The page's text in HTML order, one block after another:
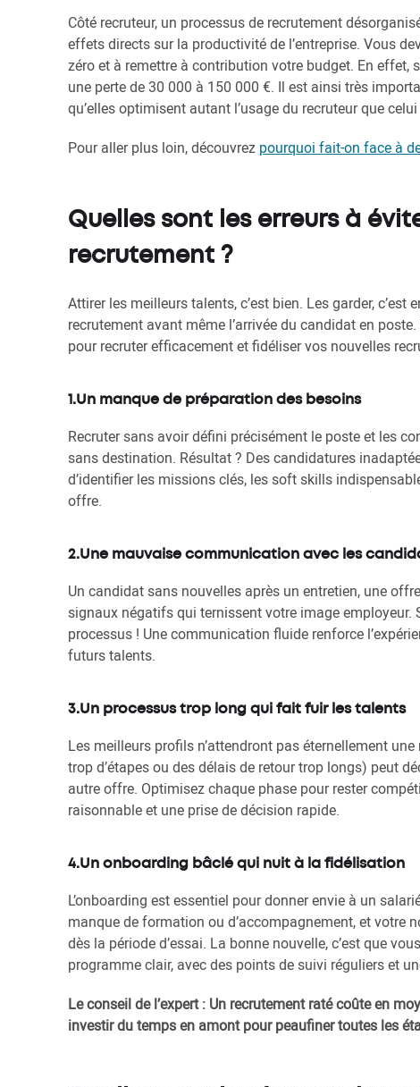
Côté recruteur, un processus de recrutement
effets directs sur la productivité de l’entreprise. Vous
zéro et à remettre à contribution votre budget. En effet,
une perte de 30 000 à 150 000 €. Il est ainsi très
qu’elles optimisent autant l’usage du recruteur que
Pour aller plus loin, découvrez pourquoi fait-on face à
Quelles sont les erreurs à
recrutement ?
Attirer les meilleurs talents, c’est bien. Les garder,
recrutement avant même l’arrivée du candidat en
pour recruter efficacement et fidéliser vos nouvelles
1.Un manque de préparation des besoins
Recruter sans avoir défini précisément le poste et les
sans destination. Résultat ? Des candidatures
d’identifier les missions clés, les soft skills
offre.
2.Une mauvaise communication avec les
Un candidat sans nouvelles après un entretien, une
signaux négatifs qui ternissent votre image
processus ! Une communication fluide renforce
futurs talents.
3.Un processus trop long qui fait fuir les talents
Les meilleurs profils n’attendront pas éternellement
trop d’étapes ou des délais de retour trop longs) peut
autre offre. Optimisez chaque phase pour rester
raisonnable et une prise de décision rapide.
4.Un onboarding bâclé qui nuit à la fidélisation
L’onboarding est essentiel pour donner envie à un
manque de formation ou d’accompagnement, et votre
dès la période d’essai. La bonne nouvelle, c’est que
programme clair, avec des points de suivi réguliers et
Le conseil de l’expert : Un recrutement raté coûte en
investir du temps en amont pour peaufiner toutes les